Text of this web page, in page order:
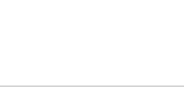
O aplicativo pode ser usado com